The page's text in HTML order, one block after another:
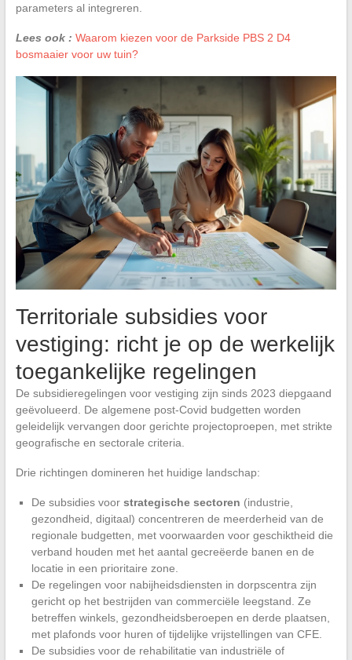
parameters al integreren.
Lees ook : Waarom kiezen voor de Parkside PBS 2 D4
bosmaaier voor uw tuin?
Territoriale subsidies voor
vestiging: richt je op de werkelijk
toegankelijke regelingen
De subsidieregelingen voor vestiging zijn sinds 2023 diepgaand
geëvolueerd. De algemene post-Covid budgetten worden
geleidelijk vervangen door gerichte projectoproepen, met strikte
geografische en sectorale criteria.
Drie richtingen domineren het huidige landschap:
De subsidies voor strategische sectoren (industrie,
gezondheid, digitaal) concentreren de meerderheid van de
regionale budgetten, met voorwaarden voor geschiktheid die
verband houden met het aantal gecreëerde banen en de
locatie in een prioritaire zone.
De regelingen voor nabijheidsdiensten in dorpscentra zijn
gericht op het bestrijden van commerciële leegstand. Ze
betreffen winkels, gezondheidsberoepen en derde plaatsen,
met plafonds voor huren of tijdelijke vrijstellingen van CFE.
De subsidies voor de rehabilitatie van industriële of